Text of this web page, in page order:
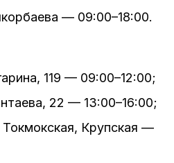
— 09:00–18:00.
119 — 09:00–12:00;
22 — 13:00–16:00;
Токмокская, Крупская —